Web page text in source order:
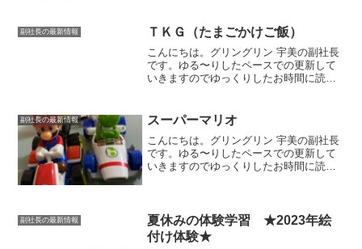
きもしましたが、お弁...
副社長の最新情報 ＴＫＧ（たまごかけご飯）
こんにちは。グリングリン 宇美の副社長
です。ゆる〜りしたペースでの更新して
いきますのでゆっくりしたお時間に読ん
う卵をいただきました😊卵ご飯用の醤油
も一緒に付けて下さって...
副社長の最新情報 スーパーマリオ
こんにちは。グリングリン 宇美の副社長
です。ゆる〜りしたペースでの更新して
いきますのでゆっくりしたお時間に読ん
天堂のキャラクター...
副社長の最新情報
夏休みの体験学習 ★2023年絵
付け体験★